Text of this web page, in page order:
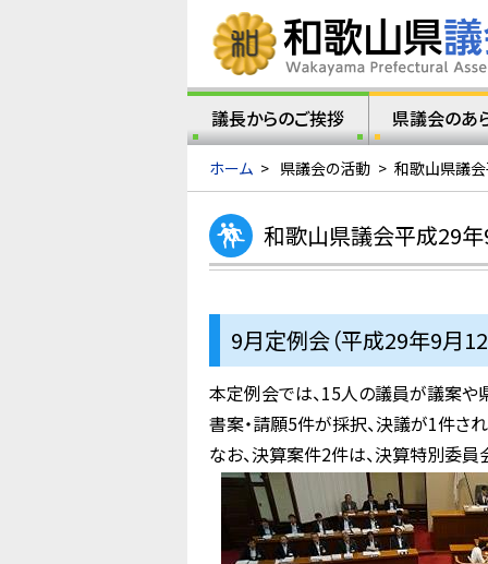
議長からのご挨拶 県議会のあ
ホーム > 県議会の活動 > 和歌山県議
和歌山県議会平成29
9月定例会（平成29年9月
本定例会では、15人の議員が議案や
書案・請願5件が採択、決議が1件され
なお、決算案件2件は、決算特別委